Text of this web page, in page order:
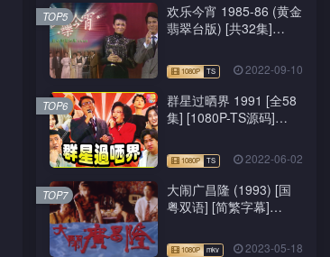
欢乐今宵 1985-86 (黄金
翡翠台版) [共32集]
2022-09-10
TOP5
群星过晒界 1991 [全58
集] [1080P-TS源码]
2022-06-02
TOP6
大闹广昌隆 (1993) [国
粤双语] [简繁字幕]
2023-05-18
TOP7